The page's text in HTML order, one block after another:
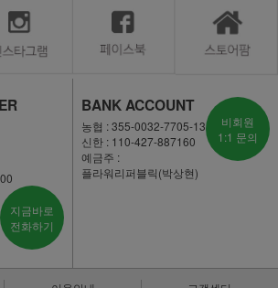
지금바로
전화하기
BANK ACCOUNT
농협 : 355-0032-7705-13
신한 : 110-427-887160
예금주 :
플라워리퍼블릭(박상현)
비회원
1:1 문의